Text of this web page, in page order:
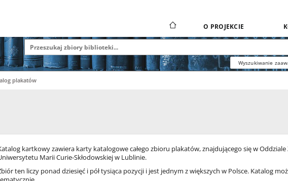
O PROJEKCIE
Wyszukiwanie
plakatów
kartkowy zawiera karty katalogowe całego zbioru plakatów, znajdującego się w
Marii Curie-Skłodowskiej w Lublinie.
ten liczy ponad dziesięć i pół tysiąca pozycji i jest jednym z większych w Polsce. Katalog